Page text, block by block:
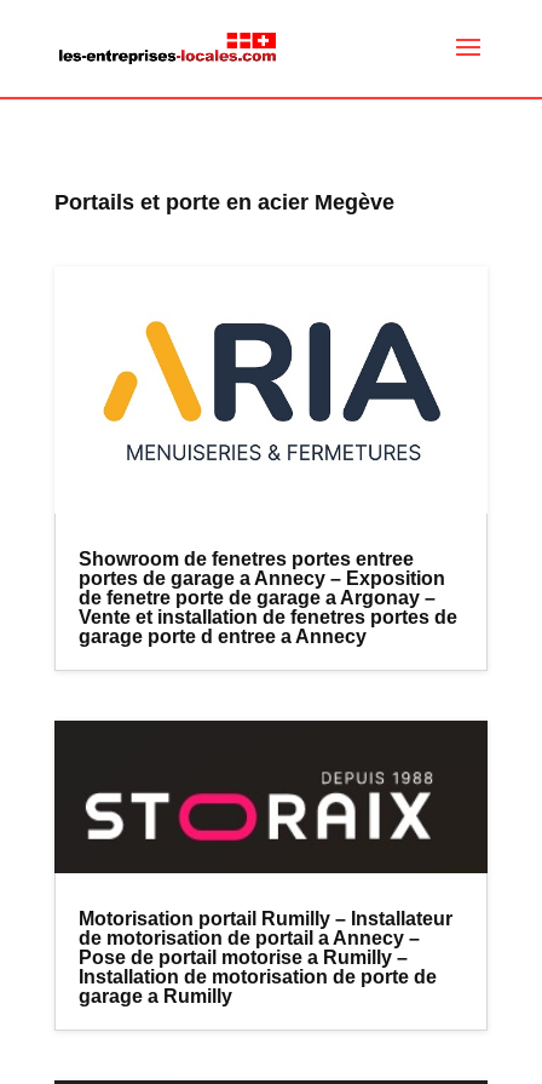
Portails et porte en acier Megève
Showroom de fenetres portes entree
portes de garage a Annecy – Exposition
de fenetre porte de garage a Argonay –
Vente et installation de fenetres portes de
garage porte d entree a Annecy
Motorisation portail Rumilly – Installateur
de motorisation de portail a Annecy –
Pose de portail motorise a Rumilly –
Installation de motorisation de porte de
garage a Rumilly